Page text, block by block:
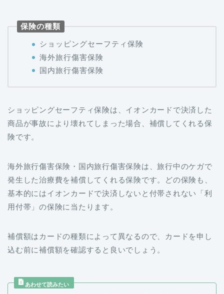
保険の種類
ショッピングセーフティ保険
海外旅行傷害保険
国内旅行傷害保険
ショッピングセーフティ保険は、イオンカードで決済した
商品が事故により壊れてしまった場合、補償してくれる保
険です。
海外旅行傷害保険・国内旅行傷害保険は、旅行中のケガで
発生した治療費を補償してくれる保険です。どの保険も、
基本的にはイオンカードで決済しないと付帯されない「利
用付帯」の保険に当たります。
補償額はカードの種類によって異なるので、カードを申し
込む前に補償額を確認すると良いでしょう。